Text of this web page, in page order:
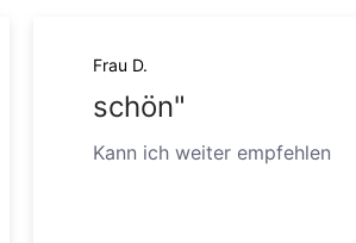
Frau D.
schön"
Kann ich weiter empfehlen